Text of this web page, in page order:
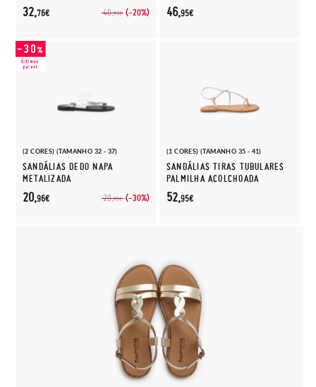
40,95€ (-20%)
32,76€ 46,95€
(2 CORES) (TAMANHO 32 - 37)
SANDÁLIAS DEDO NAPA
METALIZADA
29,95€ (-30%)
20,96€
(1 CORES) (TAMANHO 35 - 41)
SANDÁLIAS TIRAS TUBULARES
PALMILHA ACOLCHOADA
52,95€